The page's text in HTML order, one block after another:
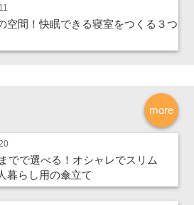
空間！快眠できる寝室をつくる３つ
more
でで選べる！オシャレでスリム
暮らし用の傘立て